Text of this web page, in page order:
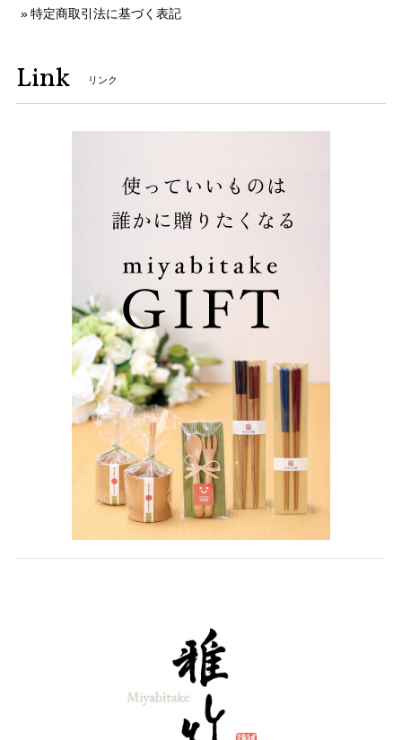
特定商取引法に基づく表記
Link リンク